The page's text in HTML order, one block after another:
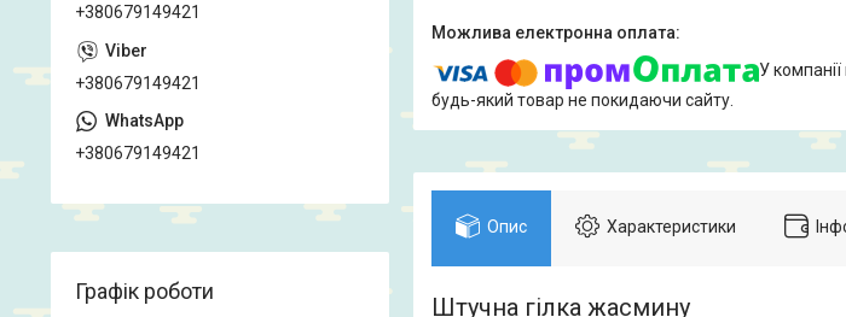
У
будь-який товар не покидаючи сайту.
Опис Характеристики
Штучна гілка жасмину
+380679149421
+380679149421
+380679149421
Графік роботи